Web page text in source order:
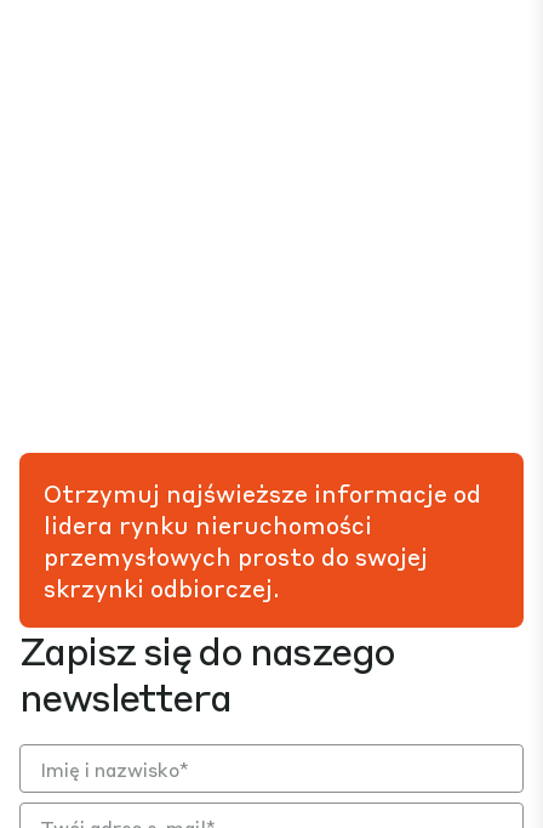
Zapisz się do naszego
newslettera
Otrzymuj najświeższe informacje od
lidera rynku nieruchomości
przemysłowych prosto do swojej
skrzynki odbiorczej.